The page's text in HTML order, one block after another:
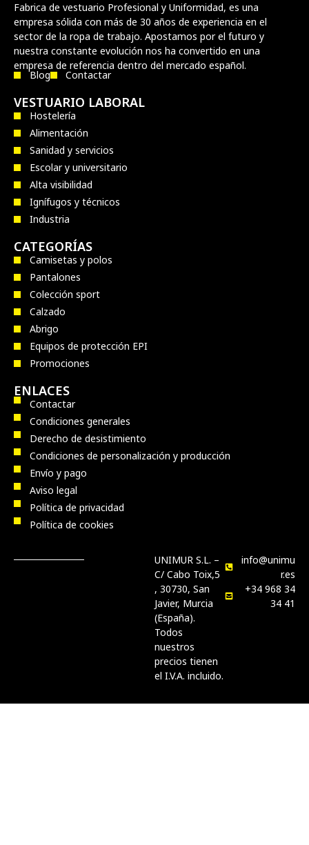
Fabrica de vestuario Profesional y Uniformidad, es una
empresa sólida con más de 30 años de experiencia en el
sector de la ropa de trabajo. Apostamos por el futuro y
nuestra constante evolución nos ha convertido en una
empresa de referencia dentro del mercado español.
Blog Contactar
VESTUARIO LABORAL
Hostelería
Alimentación
Sanidad y servicios
Escolar y universitario
Alta visibilidad
Ignífugos y técnicos
Industria
CATEGORÍAS
Camisetas y polos
Pantalones
Colección sport
Calzado
Abrigo
Equipos de protección EPI
Promociones
ENLACES
Contactar
Condiciones generales
Derecho de desistimiento
Condiciones de personalización y producción
Envío y pago
Aviso legal
Política de privacidad
Política de cookies
UNIMUR S.L. –
C/ Cabo Toix,5
, 30730, San
Javier, Murcia
(España).
Todos
nuestros
precios tienen
el I.V.A. incluido.
info@unimu
r.es
+34 968 34
34 41